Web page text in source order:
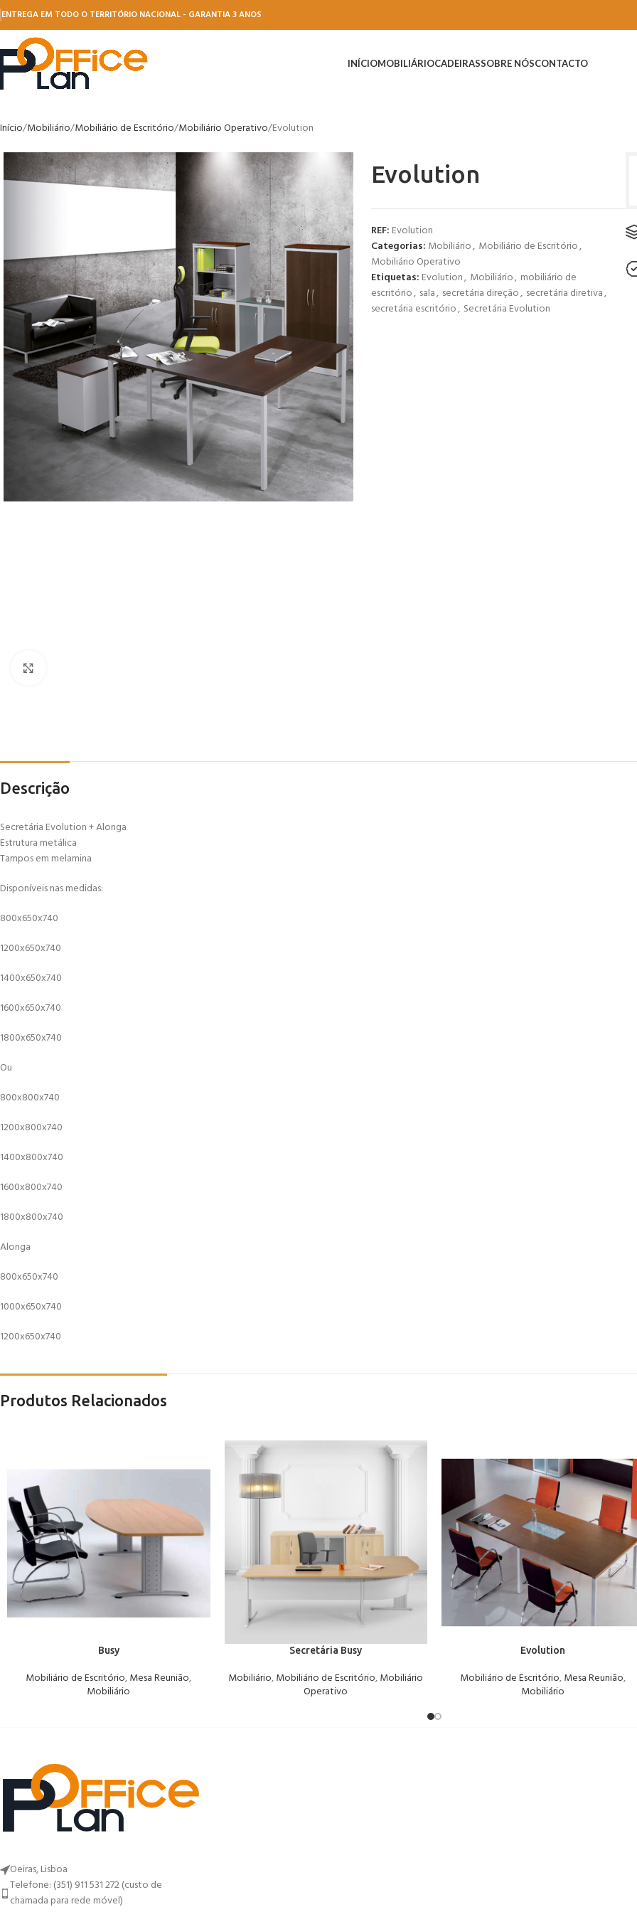
ENTREGA EM TODO O TERRITÓRIO NACIONAL - GARANTIA 3 ANOS
INÍCIOMOBILIÁRIOCADEIRASSOBRE NÓSCONTACTO
Início Mobiliário Mobiliário de Escritório Mobiliário Operativo Evolution
Evolution
REF: Evolution
Categorias: Mobiliário, Mobiliário de Escritório,
Mobiliário Operativo
Etiquetas: Evolution, Mobiliário, mobiliário de
escritório, sala, secretária direção, secretária diretiva,
secretária escritório, Secretária Evolution
Descrição
Secretária Evolution + Alonga
Estrutura metálica
Tampos em melamina
Disponíveis nas medidas:
800x650x740
1200x650x740
1400x650x740
1600x650x740
1800x650x740
Ou
800x800x740
1200x800x740
1400x800x740
1600x800x740
1800x800x740
Alonga
800x650x740
1000x650x740
1200x650x740
Produtos Relacionados
Busy
Mobiliário de Escritório,Mesa Reunião,
Mobiliário
Secretária Busy
Mobiliário,Mobiliário de Escritório,Mobiliário
Operativo
Evolution
Mobiliário de Escritório,Mesa Reunião,
Mobiliário
Oeiras, Lisboa
Telefone: (351) 911 531 272 (custo de
chamada para rede móvel)